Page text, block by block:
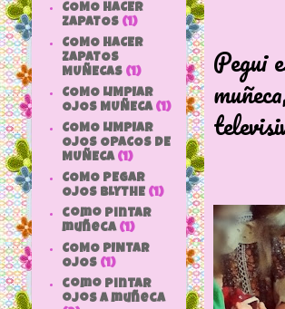
Pegui
COMO HACER
ZAPATOS (1)
COMO HACER
ZAPATOS
MUÑECAS (1)
COMO LIMPIAR
OJOS MUÑECA (1)
COMO LIMPIAR
OJOS OPACOS DE
MUÑECA (1)
COMO PEGAR
OJOS BLYTHE (1)
como pintar
muñeca (1)
COMO PINTAR
OJOS (1)
como pintar
ojos a muñeca